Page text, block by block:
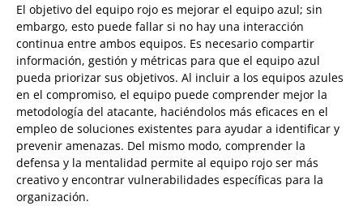
El objetivo del equipo rojo es mejorar el equipo azul; sin
embargo, esto puede fallar si no hay una interacción
continua entre ambos equipos. Es necesario compartir
información, gestión y métricas para que el equipo azul
pueda priorizar sus objetivos. Al incluir a los equipos azules
en el compromiso, el equipo puede comprender mejor la
metodología del atacante, haciéndolos más eficaces en el
empleo de soluciones existentes para ayudar a identificar y
prevenir amenazas. Del mismo modo, comprender la
defensa y la mentalidad permite al equipo rojo ser más
creativo y encontrar vulnerabilidades específicas para la
organización.